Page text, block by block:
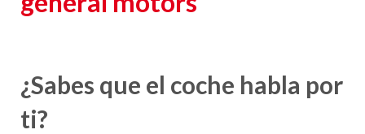
¿Sabes que el coche habla por
ti?